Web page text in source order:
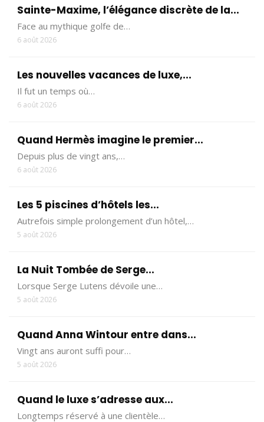
Sainte-Maxime, l’élégance discrète de la...
Face au mythique golfe de…
6 août 2026
Les nouvelles vacances de luxe,...
Il fut un temps où…
6 août 2026
Quand Hermès imagine le premier...
Depuis plus de vingt ans,…
6 août 2026
Les 5 piscines d’hôtels les...
Autrefois simple prolongement d’un hôtel,…
5 août 2026
La Nuit Tombée de Serge...
Lorsque Serge Lutens dévoile une…
5 août 2026
Quand Anna Wintour entre dans...
Vingt ans auront suffi pour…
5 août 2026
Quand le luxe s’adresse aux...
Longtemps réservé à une clientèle…